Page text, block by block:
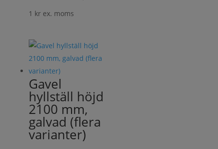
1 kr ex. moms
Gavel
hyllställ höjd
2100 mm,
galvad (flera
varianter)